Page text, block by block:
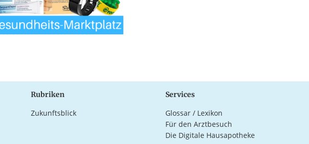
Rubriken
Zukunftsblick
Services
Glossar / Lexikon
Für den Arztbesuch
Die Digitale Hausapotheke